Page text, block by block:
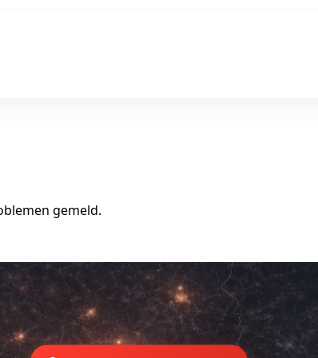
gemeld.